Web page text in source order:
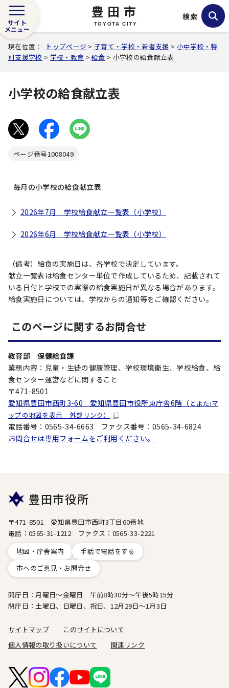
豊田市
TOYOTA CITY
サイト
メニュー
検索
現在位置： トップページ >子育て・学校・若者支援 > 小中学校・特
別支援学校 > 学校・教育 >給食 > 小学校の給食献立表
小学校の給食献立表
ページ番号1008049
毎月の小学校の給食献立表
2026年7月 学校給食献立一覧表（小学校）
2026年6月 学校給食献立一覧表（小学校）
（備考）給食の実施日は、各学校で決定しています。
献立一覧表は給食センター単位で作成しているため、記載されて
いる日付と学校での実際の給食実施日が異なる場合があります。
給食実施日については、学校からの通知等をご確認ください。
このページに関するお問合せ
教育部 保健給食課
業務内容：児童・生徒の健康管理、学校環境衛生、学校給食、給
食センター運営などに関すること
〒471-8501
愛知県豊田市西町3-60 愛知県豊田市役所東庁舎6階（ とよたiマ
ップの地図を表示 外部リンク）
電話番号：0565-34-6663 ファクス番号：0565-34-6824
お問合せは専用フォームをご利用ください。
豊田市役所
〒471-8501 愛知県豊田市西町3丁目60番地
電話：0565-31-1212 ファクス：0565-33-2221
地図・庁舎案内
手話で電話をする
市へのご意見・お問合せ
開庁日：月曜日～金曜日 午前8時30分～午後5時15分
閉庁日：土曜日、日曜日、祝日、12月29日～1月3日
サイトマップ
このサイトについて
個人情報の取り扱いについて
関連リンク